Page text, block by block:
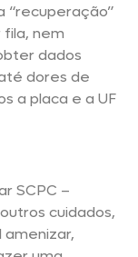
“recuperação”
nem
dados
dores de
a placa e a UF
SCPC –
cuidados,
amenizar,